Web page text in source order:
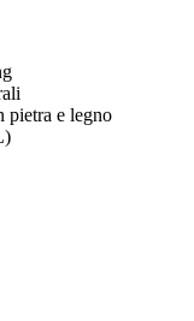
pietra e legno